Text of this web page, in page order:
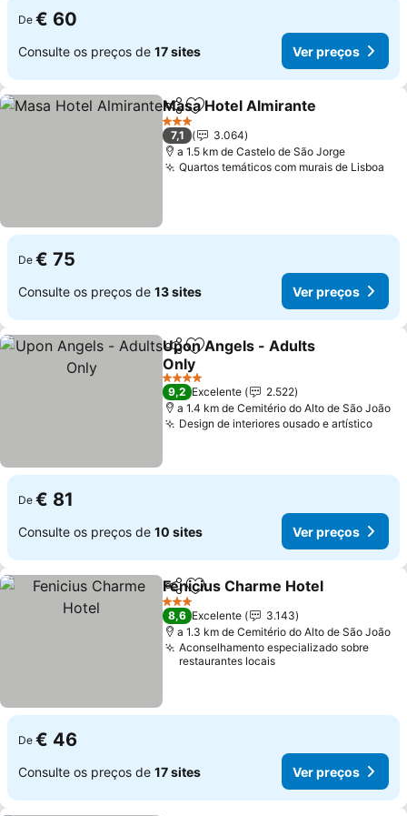
De € 60
Consulte os preços de 17 sites Ver preços
PartilharAdicionar aos favoritos
Masa Hotel Almirante
3 Estrelas
7,1
3.064
a 1.5 km de Castelo de São Jorge
Quartos temáticos com murais de Lisboa
De € 75
Consulte os preços de 13 sites Ver preços
PartilharAdicionar aos favoritos
Upon Angels - Adults
Only
4 Estrelas
9,2 Excelente
2.522
a 1.4 km de Cemitério do Alto de São João
Design de interiores ousado e artístico
De € 81
Consulte os preços de 10 sites Ver preços
PartilharAdicionar aos favoritos
Fenicius Charme Hotel
3 Estrelas
8,6 Excelente
3.143
a 1.3 km de Cemitério do Alto de São João
Aconselhamento especializado sobre
restaurantes locais
De € 46
Consulte os preços de 17 sites Ver preços